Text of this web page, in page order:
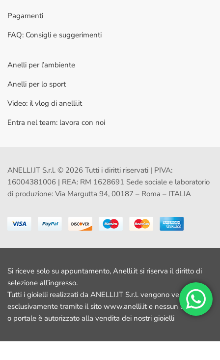
Pagamenti
FAQ: Consigli e suggerimenti
Anelli per l’ambiente
Anelli per lo sport
Video: il vlog di anelli.it
Entra nel team: lavora con noi
ANELLI.IT S.r.l. © 2026 Tutti i diritti riservati | PIVA:
16004381006 | REA: RM 1628691 Sede sociale e laboratorio
di produzione: Via Margutta 94, 00187 – Roma – ITALIA
Si riceve solo su appuntamento, Anelli.it si riserva il diritto di
selezione all’ingresso.
Tutti i gioielli realizzati da ANELLI.IT S.r.l. vengono venduti
esclusivamente tramite il sito www.anelli.it e nessun altro sito
o portale è autorizzato alla vendita dei nostri gioielli